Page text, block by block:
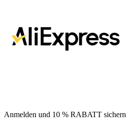
Anmelden und 10 % RABATT sichern